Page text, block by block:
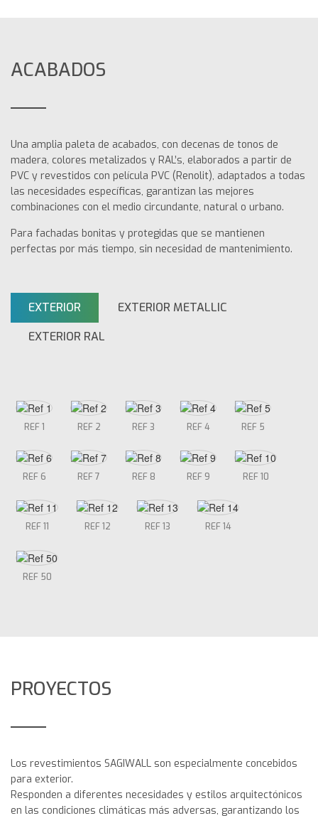
ACABADOS
Una amplia paleta de acabados, con decenas de tonos de
madera, colores metalizados y RAL’s, elaborados a partir de
PVC y revestidos con película PVC (Renolit), adaptados a todas
las necesidades específicas, garantizan las mejores
combinaciones con el medio circundante, natural o urbano.
Para fachadas bonitas y protegidas que se mantienen
perfectas por más tiempo, sin necesidad de mantenimiento.
EXTERIOR
EXTERIOR METALLIC
EXTERIOR RAL
REF 1 REF 2 REF 3 REF 4 REF 5
REF 6 REF 7 REF 8 REF 9 REF 10
REF 11 REF 12 REF 13 REF 14
REF 50
PROYECTOS
Los revestimientos SAGIWALL son especialmente concebidos
para exterior.
Responden a diferentes necesidades y estilos arquitectónicos
en las condiciones climáticas más adversas, garantizando los